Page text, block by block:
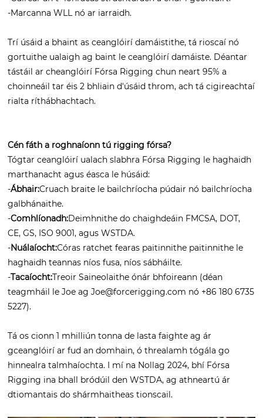
-Marcanna WLL nó ar iarraidh.
Trí úsáid a bhaint as ceanglóirí damáistithe, tá rioscaí nó
gortuithe ualaigh ag baint le ceanglóirí damáiste. Déantar
tástáil ar cheanglóirí Fórsa Rigging chun neart 95% a
choinneáil tar éis 2 bhliain d'úsáid throm, ach tá cigireachtaí
rialta ríthábhachtach.
Cén fáth a roghnaíonn tú rigging fórsa?
Tógtar ceanglóirí ualach slabhra Fórsa Rigging le haghaidh
marthanacht agus éasca le húsáid:
-Ábhair:Cruach braite le bailchríocha púdair nó bailchríocha
galbhánaithe.
-Comhlíonadh:Deimhnithe do chaighdeáin FMCSA, DOT,
CE, GS, ISO 9001, agus WSTDA.
-Nuálaíocht:Córas ratchet fearas paitinnithe paitinnithe le
haghaidh teannas níos fusa, níos sábháilte.
-Tacaíocht:Treoir Saineolaithe ónár bhfoireann (déan
teagmháil le Joe ag Joe@forcerigging.com nó +86 180 6735
5227).
Tá os cionn 1 mhilliún tonna de lasta faighte ag ár
gceanglóirí ar fud an domhain, ó threalamh tógála go
hinnealra talmhaíochta. I mí na Nollag 2024, bhí Fórsa
Rigging ina bhall bródúil den WSTDA, ag athneartú ár
dtiomantais do shármhaitheas tionscail.